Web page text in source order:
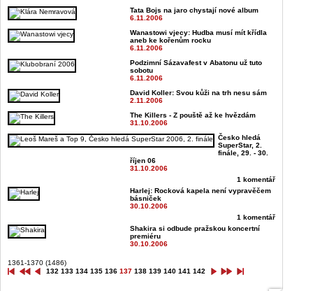
Tata Bojs na jaro chystají nové album
6.11.2006
Wanastowi vjecy: Hudba musí mít křídla
aneb ke kořenům rocku
6.11.2006
Podzimní Sázavafest v Abatonu už tuto
sobotu
6.11.2006
David Koller: Svou kůži na trh nesu sám
2.11.2006
The Killers - Z pouště až ke hvězdám
31.10.2006
Česko hledá
SuperStar, 2.
finále, 29. - 30.
říjen 06
31.10.2006
1 komentář
Harlej: Rocková kapela není vypravěčem
básniček
30.10.2006
1 komentář
Shakira si odbude pražskou koncertní
premiéru
30.10.2006
1361-1370 (1486)
132 133 134 135 136 137 138 139 140 141 142